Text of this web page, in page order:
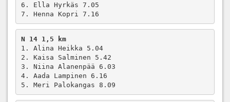
6. Ella Hyrkäs 7.05
7. Henna Kopri 7.16
N 14 1,5 km
1. Alina Heikka 5.04
2. Kaisa Salminen 5.42
3. Niina Alanenpää 6.03
4. Aada Lampinen 6.16
5. Meri Palokangas 8.09